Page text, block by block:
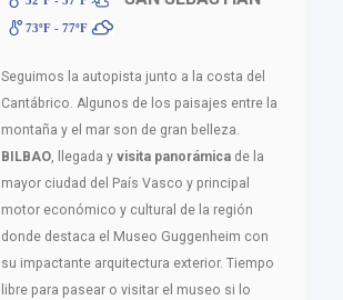
73ºF - 77ºF
Seguimos la autopista junto a la costa del
Cantábrico. Algunos de los paisajes entre la
montaña y el mar son de gran belleza.
BILBAO, llegada y visita panorámica de la
mayor ciudad del País Vasco y principal
motor económico y cultural de la región
donde destaca el Museo Guggenheim con
su impactante arquitectura exterior. Tiempo
libre para pasear o visitar el museo si lo